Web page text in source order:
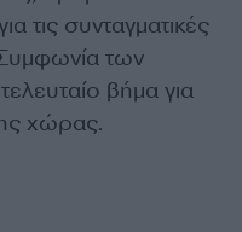
τις συνταγματικές
των
βήμα για
χώρας.